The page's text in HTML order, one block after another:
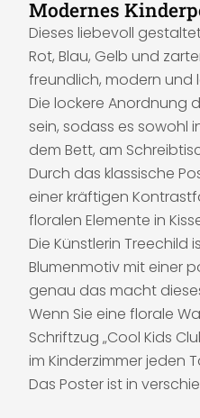
Modernes
Dieses liebevoll
Rot, Blau, Gelb und
freundlich, modern und
Die lockere Anordnung
sein, sodass es sowohl
dem Bett, am
Durch das klassische
einer kräftigen
floralen Elemente in
Die Künstlerin Treechild
Blumenmotiv mit einer
genau das macht
Wenn Sie eine florale
Schriftzug „Cool Kids
im Kinderzimmer jeden
Das Poster ist in